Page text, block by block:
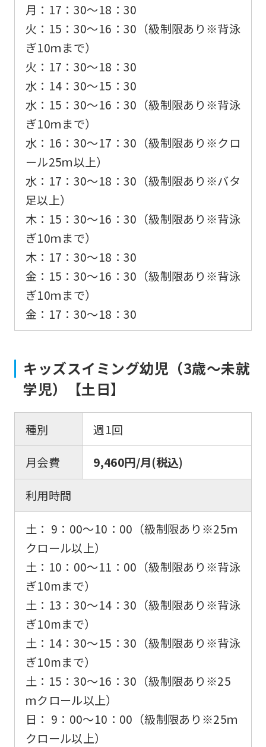
月：17：30〜18：30
火：15：30〜16：30（級制限あり※背泳
ぎ10ｍまで）
火：17：30〜18：30
水：14：30〜15：30
水：15：30〜16：30（級制限あり※背泳
ぎ10ｍまで）
水：16：30〜17：30（級制限あり※クロ
ール25ｍ以上）
水：17：30〜18：30（級制限あり※バタ
足以上）
木：15：30〜16：30（級制限あり※背泳
ぎ10ｍまで）
木：17：30〜18：30
金：15：30〜16：30（級制限あり※背泳
ぎ10ｍまで）
金：17：30〜18：30
キッズスイミング幼児（3歳〜未就
学児）【土日】
種別
週1回
月会費
9,460円/月(税込)
利用時間
土： 9：00〜10：00（級制限あり※25ｍ
クロール以上）
土：10：00〜11：00（級制限あり※背泳
ぎ10mまで）
土：13：30〜14：30（級制限あり※背泳
ぎ10mまで）
土：14：30〜15：30（級制限あり※背泳
ぎ10mまで）
土：15：30〜16：30（級制限あり※25
ｍクロール以上）
日： 9：00〜10：00（級制限あり※25ｍ
クロール以上）